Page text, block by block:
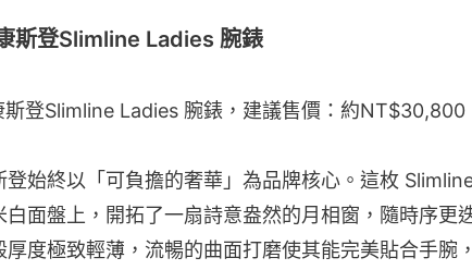
斯登Slimline Ladies 腕錶
斯登Slimline Ladies 腕錶，建議售價：約NT$30,800
登始終以「可負擔的奢華」為品牌核心。這枚
白面盤上，開拓了一扇詩意盎然的月相窗，隨時序更
厚度極致輕薄，流暢的曲面打磨使其能完美貼合手腕